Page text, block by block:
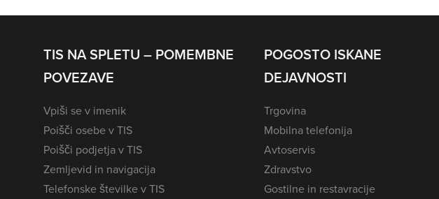
TIS NA SPLETU – POMEMBNE
POVEZAVE
Vpiši se v imenik
Poišči osebe v TIS
Poišči podjetja v TIS
Zemljevid in navigacija
Telefonske številke v TIS
POGOSTO ISKANE
DEJAVNOSTI
Trgovina
Mobilna telefonija
Avtoservis
Zdravstvo
Gostilne in restavracije